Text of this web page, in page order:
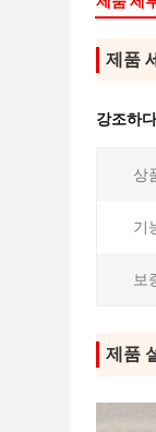
제품
강조하
상
기
보
제품